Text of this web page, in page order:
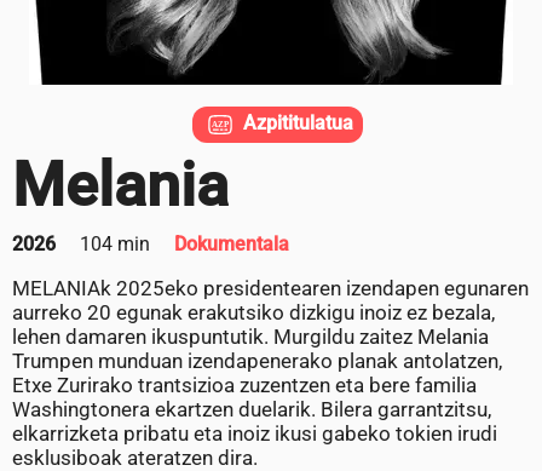
Melania
2026 104 min Dokumentala
MELANIAk 2025eko presidentearen izendapen egunaren
aurreko 20 egunak erakutsiko dizkigu inoiz ez bezala,
lehen damaren ikuspuntutik. Murgildu zaitez Melania
Trumpen munduan izendapenerako planak antolatzen,
Etxe Zurirako trantsizioa zuzentzen eta bere familia
Washingtonera ekartzen duelarik. Bilera garrantzitsu,
elkarrizketa pribatu eta inoiz ikusi gabeko tokien irudi
esklusiboak ateratzen dira.
Azpititulatua